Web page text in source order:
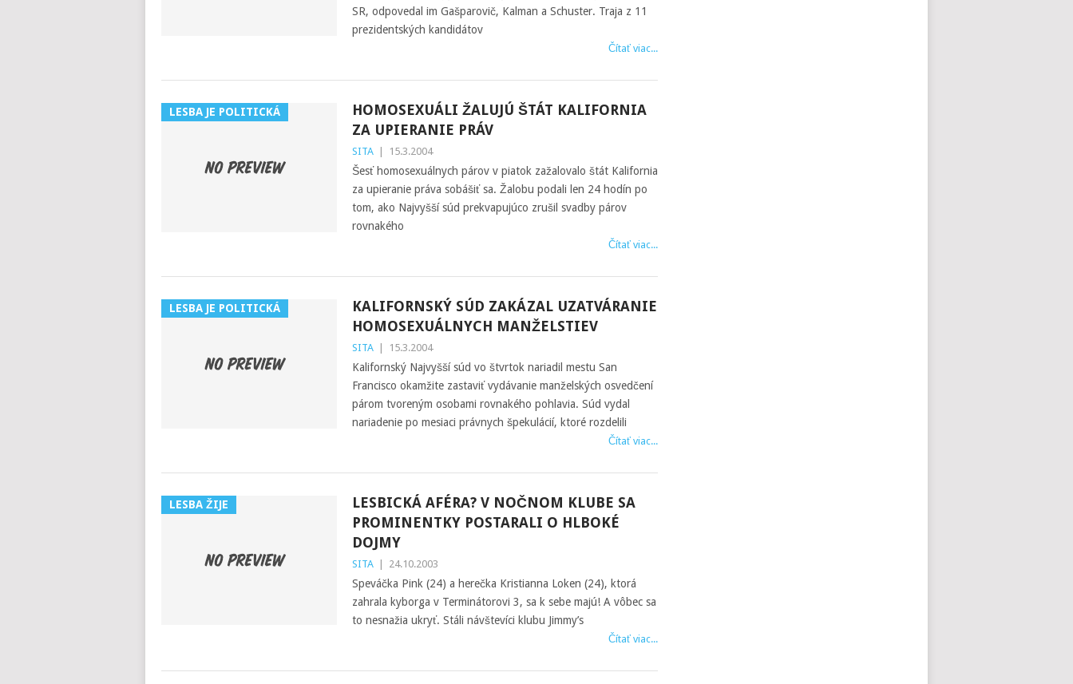
SR, odpovedal im Gašparovič, Kalman a Schuster. Traja z 11
prezidentských kandidátov
Čítať viac...
LESBA JE POLITICKÁ
HOMOSEXUÁLI ŽALUJÚ ŠTÁT KALIFORNIA
ZA UPIERANIE PRÁV
SITA 15.3.2004
Šesť homosexuálnych párov v piatok zažalovalo štát Kalifornia
za upieranie práva sobášiť sa. Žalobu podali len 24 hodín po
tom, ako Najvyšší súd prekvapujúco zrušil svadby párov
rovnakého
Čítať viac...
LESBA JE POLITICKÁ
KALIFORNSKÝ SÚD ZAKÁZAL UZATVÁRANIE
HOMOSEXUÁLNYCH MANŽELSTIEV
SITA 15.3.2004
Kalifornský Najvyšší súd vo štvrtok nariadil mestu San
Francisco okamžite zastaviť vydávanie manželských osvedčení
párom tvoreným osobami rovnakého pohlavia. Súd vydal
nariadenie po mesiaci právnych špekulácií, ktoré rozdelili
Čítať viac...
LESBA ŽIJE
LESBICKÁ AFÉRA? V NOČNOM KLUBE SA
PROMINENTKY POSTARALI O HLBOKÉ
DOJMY
SITA 24.10.2003
Speváčka Pink (24) a herečka Kristianna Loken (24), ktorá
zahrala kyborga v Terminátorovi 3, sa k sebe majú! A vôbec sa
to nesnažia ukryť. Stáli návštevíci klubu Jimmy’s
Čítať viac...